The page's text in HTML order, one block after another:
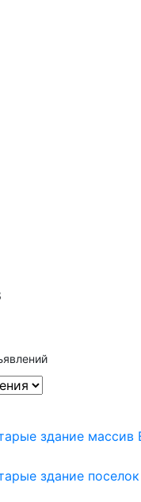
здание массив
здание